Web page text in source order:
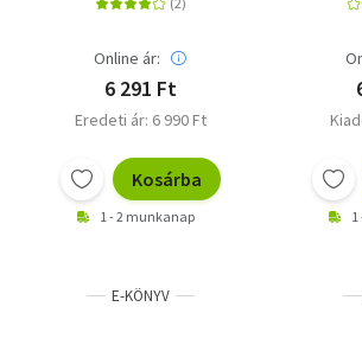
Online ár:
6 291 Ft
Eredeti ár: 6 990 Ft
Kosárba
1 - 2 munkanap
E-KÖNYV